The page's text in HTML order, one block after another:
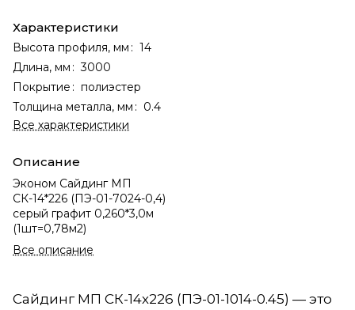
Характеристики
Высота профиля, мм : 14
Длина, мм : 3000
Покрытие : полиэстер
Толщина металла, мм : 0.4
Все характеристики
Описание
Эконом Сайдинг МП
СК-14*226 (ПЭ-01-7024-0,4)
серый графит 0,260*3,0м
(1шт=0,78м2)
Все описание
Сайдинг МП СК-14х226 (ПЭ-01-1014-0.45) — это